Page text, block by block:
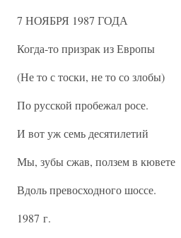
7 НОЯБРЯ 1987 ГОДА
Когда-то призрак из Европы
(Не то с тоски, не то со злобы)
По русской пробежал росе.
И вот уж семь десятилетий
Мы, зубы сжав, ползем в кювете
Вдоль превосходного шоссе.
1987 г.